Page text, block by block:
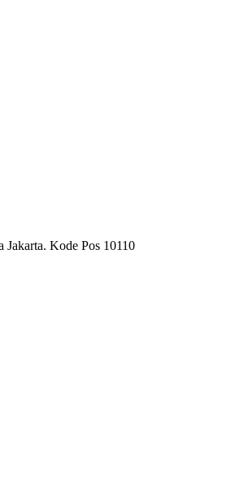
Kode Pos 10110